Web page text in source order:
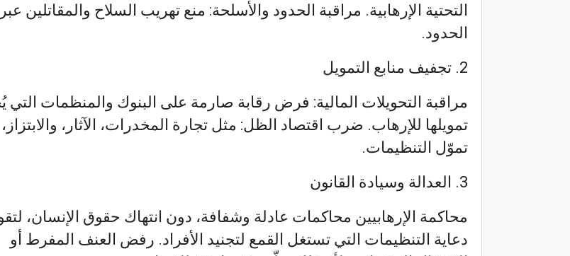
التحتية الإرهابية. مراقبة الحدود والأسلحة: منع تهريب السلاح والمقاتلين عبر
الحدود.
2. تجفيف منابع التمويل
مراقبة التحويلات المالية: فرض رقابة صارمة على البنوك والمنظمات التي
تمويلها للإرهاب. ضرب اقتصاد الظل: مثل تجارة المخدرات، الآثار،
تموّل التنظيمات.
3. العدالة وسيادة القانون
محاكمة الإرهابيين محاكمات عادلة وشفافة، دون انتهاك حقوق الإنسان،
دعاية التنظيمات التي تستغل القمع لتجنيد الأفراد. رفض العنف المفرط أو